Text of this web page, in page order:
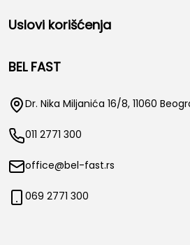
Uslovi korišćenja
BEL FAST
Dr. Nika Miljanića 16/8, 11060
011 2771 300
office@bel-fast.rs
069 2771 300